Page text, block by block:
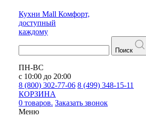
Кухни Mall Комфорт,
доступный
каждому
Поиск
ПН-ВС
с 10:00 до 20:00
8 (800) 302-77-06 8 (499) 348-15-11
КОРЗИНА
0 товаров. Заказать звонок
Меню